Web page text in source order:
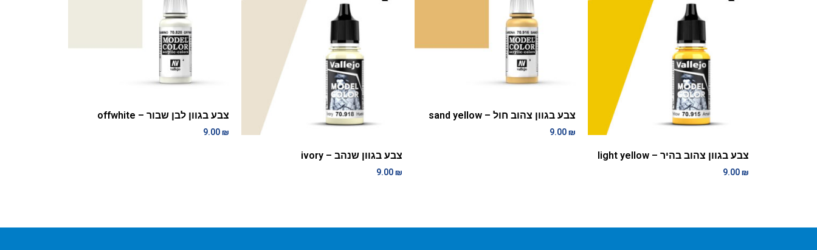
צבע בגוון צהוב בהיר – light yellow
9.00₪
צבע בגוון צהוב חול – sand yellow
9.00₪
צבע בגוון שנהב – ivory
9.00₪
צבע בגוון לבן שבור – offwhite
9.00₪